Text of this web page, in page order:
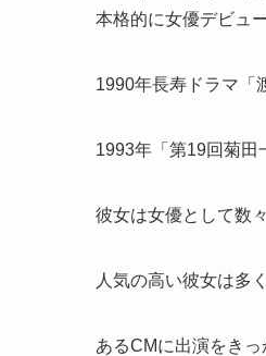
本格的に女優デビュ
1990年長寿ドラマ「
1993年「第19回菊田
彼女は女優として数
人気の高い彼女は多
あるCMに出演をき